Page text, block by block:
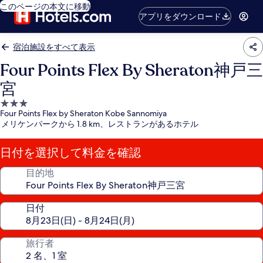
このページの本文に移動
アプリをダウンロード
宿泊施設をすべて表示
Four Points Flex By Sheraton神戸三
宮
3.0
つ
星
宿
泊
施
Four Points Flex by Sheraton Kobe Sannomiya
メリケンパークから 1.8 km、レストランがあるホテル
日付を選択して料金を確認
目的地
日付
旅行者